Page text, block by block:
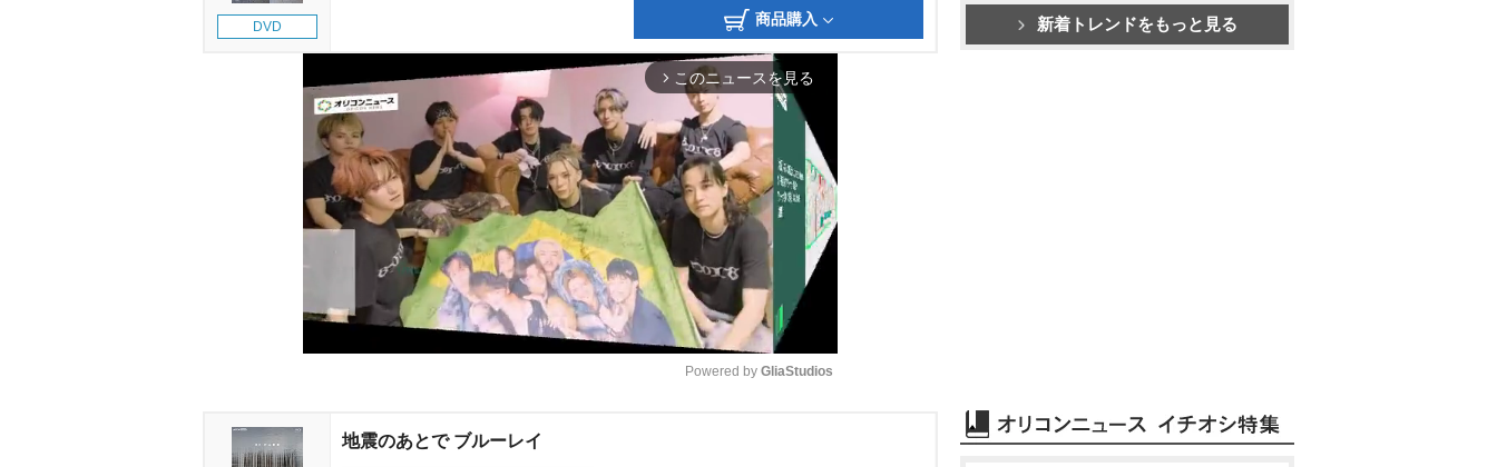
DVD 商品購入
arrow_forward_ios このニュースを見る
Powered by GliaStudios
地震のあとで ブルーレイ
新着トレンドをもっと見る